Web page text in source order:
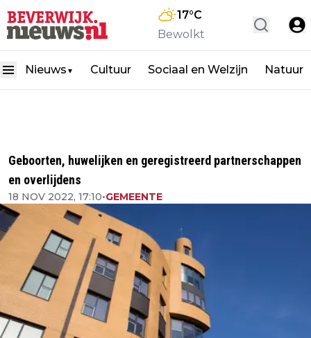
17°C
Bewolkt
Nieuws ▼ Cultuur Sociaal en Welzijn Natuur
Geboorten, huwelijken en geregistreerd partnerschappen
en overlijdens
18 NOV 2022, 17:10•GEMEENTE